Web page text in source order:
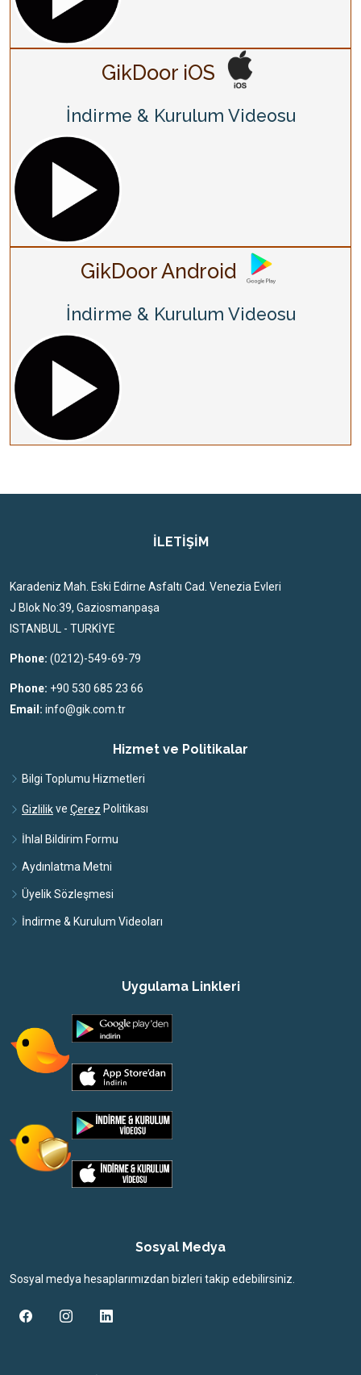
GikDoor iOS
İndirme & Kurulum Videosu
GikDoor Android
İndirme & Kurulum Videosu
İLETİŞİM
Karadeniz Mah. Eski Edirne Asfaltı Cad. Venezia Evleri
J Blok No:39, Gaziosmanpaşa
ISTANBUL - TURKİYE
Phone: (0212)-549-69-79
Phone: +90 530 685 23 66
Email: info@gik.com.tr
Hizmet ve Politikalar
Bilgi Toplumu Hizmetleri
Gizlilikve Çerez Politikası
İhlal Bildirim Formu
Aydınlatma Metni
Üyelik Sözleşmesi
İndirme & Kurulum Videoları
Uygulama Linkleri
Sosyal Medya
Sosyal medya hesaplarımızdan bizleri takip edebilirsiniz.